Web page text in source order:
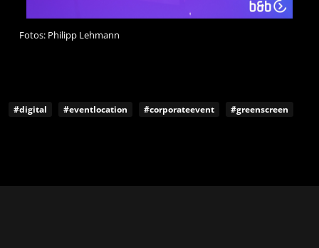
Fotos: Philipp Lehmann
#digital #eventlocation #corporateevent #greenscreen